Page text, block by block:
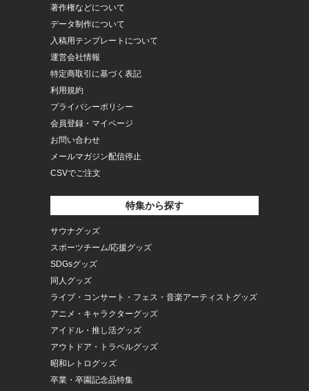
著作権などについて
データ制作について
入稿用テンプレートについて
運営会社情報
特定商取引に基づく表記
利用規約
プライバシーポリシー
会員登録・マイページ
お問い合わせ
メールマガジン配信停止
CSVでご注文
特集から探す
サウナグッズ
スポーツチーム/応援グッズ
SDGsグッズ
同人グッズ
ライブ・コンサート・フェス・音楽アーティストグッズ
アニメ・キャラクターグッズ
アイドル・推し活グッズ
アウトドア・トラベルグッズ
昭和レトログッズ
卒業・卒園記念品特集